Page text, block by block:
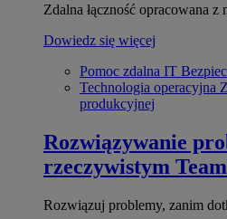
Zdalna łączność opracowana z
Dowiedz się więcej
Pomoc zdalna IT
Technologia operacyjna
produkcyjnej
Rozwiązywanie
rzeczywistym
Rozwiązuj problemy, zanim